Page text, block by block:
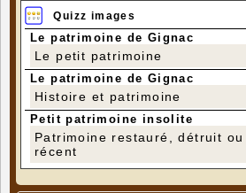
Quizz images
Le patrimoine de Gignac
Le petit patrimoine
Le patrimoine de Gignac
Histoire et patrimoine
Petit patrimoine insolite
Patrimoine restauré, détruit ou
récent